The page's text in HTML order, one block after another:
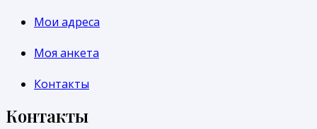
Мои адреса
Моя анкета
Контакты
Контакты